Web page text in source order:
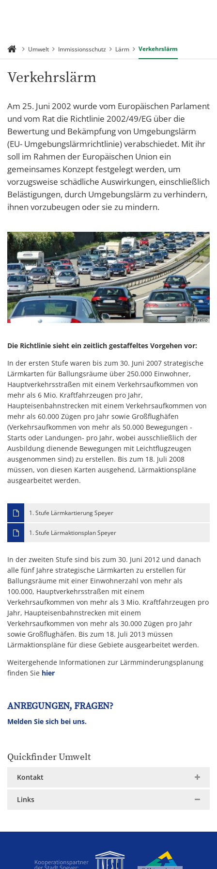
Umwelt Immissionsschutz Lärm Verkehrslärm
Verkehrslärm
Am 25. Juni 2002 wurde vom Europäischen Parlament
und vom Rat die Richtlinie 2002/49/EG über die
Bewertung und Bekämpfung von Umgebungslärm
(EU- Umgebungslärmrichtlinie) verabschiedet. Mit ihr
soll im Rahmen der Europäischen Union ein
gemeinsames Konzept festgelegt werden, um
vorzugsweise schädliche Auswirkungen, einschließlich
Belästigungen, durch Umgebungslärm zu verhindern,
ihnen vorzubeugen oder sie zu mindern.
© Pixelio
Die Richtlinie sieht ein zeitlich gestaffeltes Vorgehen vor:
In der ersten Stufe waren bis zum 30. Juni 2007 strategische
Lärmkarten für Ballungsräume über 250.000 Einwohner,
Hauptverkehrsstraßen mit einem Verkehrsaufkommen von
mehr als 6 Mio. Kraftfahrzeugen pro Jahr,
Haupteisenbahnstrecken mit einem Verkehrsaufkommen von
mehr als 60.000 Zügen pro Jahr sowie Großflughäfen
(Verkehrsaufkommen von mehr als 50.000 Bewegungen -
Starts oder Landungen- pro Jahr, wobei ausschließlich der
Ausbildung dienende Bewegungen mit Leichtflugzeugen
ausgenommen sind) zu erstellen. Bis zum 18. Juli 2008
müssen, von diesen Karten ausgehend, Lärmaktionspläne
ausgearbeitet werden.
1. Stufe Lärmkartierung Speyer
1. Stufe Lärmaktionsplan Speyer
In der zweiten Stufe sind bis zum 30. Juni 2012 und danach
alle fünf Jahre strategische Lärmkarten zu erstellen für
Ballungsräume mit einer Einwohnerzahl von mehr als
100.000, Hauptverkehrsstraßen mit einem
Verkehrsaufkommen von mehr als 3 Mio. Kraftfahrzeugen pro
Jahr, Haupteisenbahnstrecken mit einem
Verkehrsaufkommen von mehr als 30.000 Zügen pro Jahr
sowie Großflughäfen. Bis zum 18. Juli 2013 müssen
Lärmaktionspläne für diese Gebiete ausgearbeitet werden.
Weitergehende Informationen zur Lärmminderungsplanung
finden Sie hier
ANREGUNGEN, FRAGEN?
Melden Sie sich bei uns.
Quickfinder Umwelt
Kontakt
Links